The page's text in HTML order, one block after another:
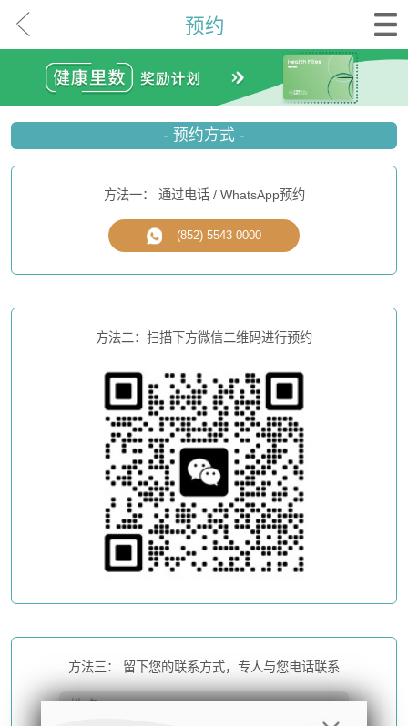
预约
- 预约方式 -
方法一： 通过电话 / WhatsApp预约
(852) 5543 0000
方法二：扫描下方微信二维码进行预约
方法三： 留下您的联系方式，专人与您电话联系